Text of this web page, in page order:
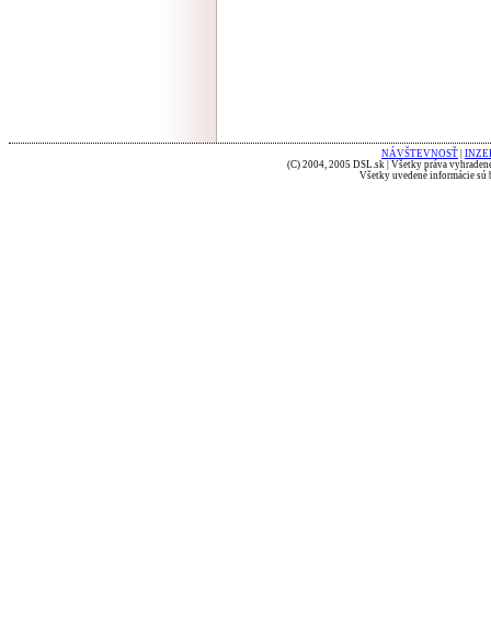
NÁVŠTEVNOSŤ
(C) 2004, 2005 DSL.sk | Všetky práva
Všetky uvedené informácie sú